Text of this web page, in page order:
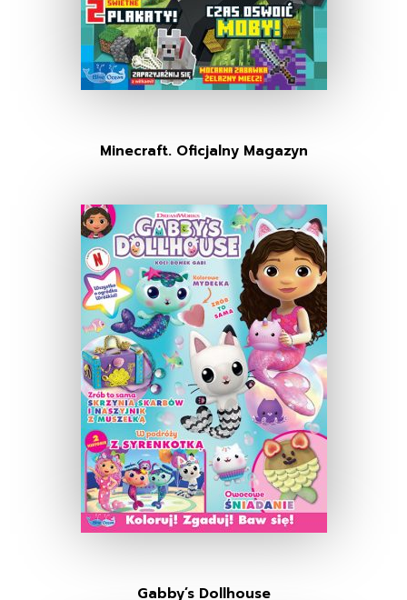
Minecraft. Oficjalny Magazyn
Gabby’s Dollhouse